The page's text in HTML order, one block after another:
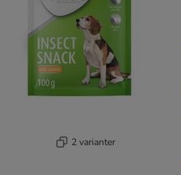
2 varianter